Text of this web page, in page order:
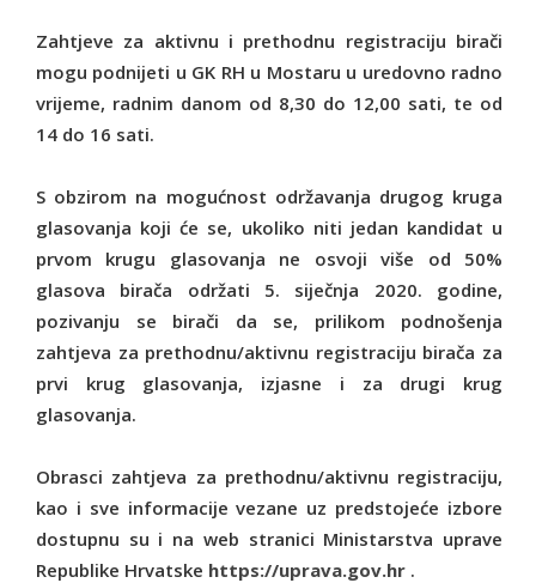
Zahtjeve za aktivnu i prethodnu registraciju birači
mogu podnijeti u GK RH u Mostaru u uredovno radno
vrijeme, radnim danom od 8,30 do 12,00 sati, te od
14 do 16 sati.
S obzirom na mogućnost održavanja drugog kruga
glasovanja koji će se, ukoliko niti jedan kandidat u
prvom krugu glasovanja ne osvoji više od 50%
glasova birača održati 5. siječnja 2020. godine,
pozivanju se birači da se, prilikom podnošenja
zahtjeva za prethodnu/aktivnu registraciju birača za
prvi krug glasovanja, izjasne i za drugi krug
glasovanja.
Obrasci zahtjeva za prethodnu/aktivnu registraciju,
kao i sve informacije vezane uz predstojeće izbore
dostupnu su i na web stranici Ministarstva uprave
Republike Hrvatske https://uprava.gov.hr .